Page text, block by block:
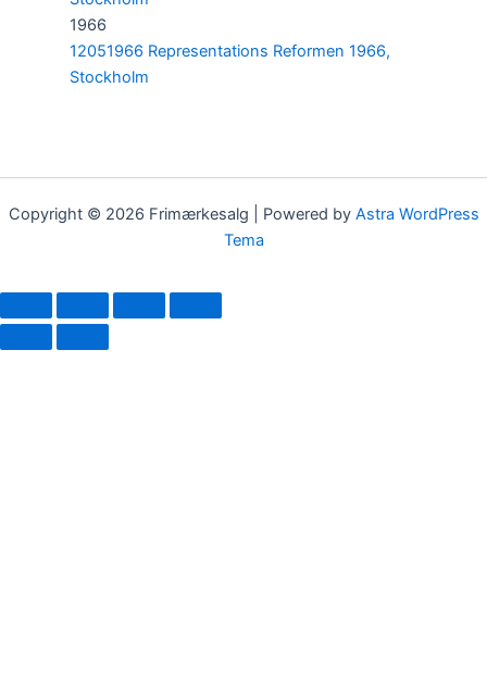
1966
12051966 Representations Reformen 1966,
Stockholm
Copyright © 2026 Frimærkesalg | Powered by Astra WordPress
Tema